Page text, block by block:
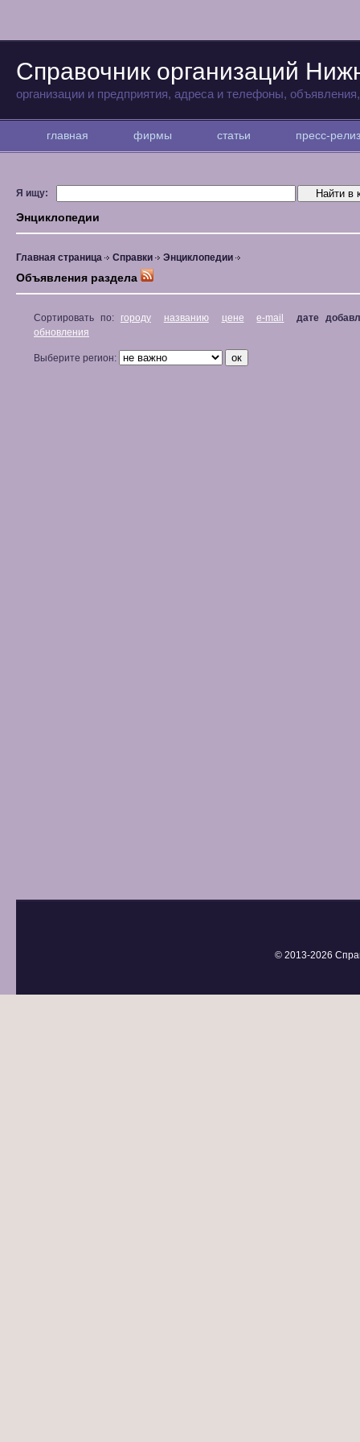
Справочник организаций
организации и предприятия, адреса и телефоны,
главная фирмы статьи пресс-
Я ищу:
Энциклопедии
Главная страница Справки Энциклопедии
Объявления раздела
Сортировать по: городу названию цене e-mail
дате
обновления
Выберите регион:
© 2013-2026